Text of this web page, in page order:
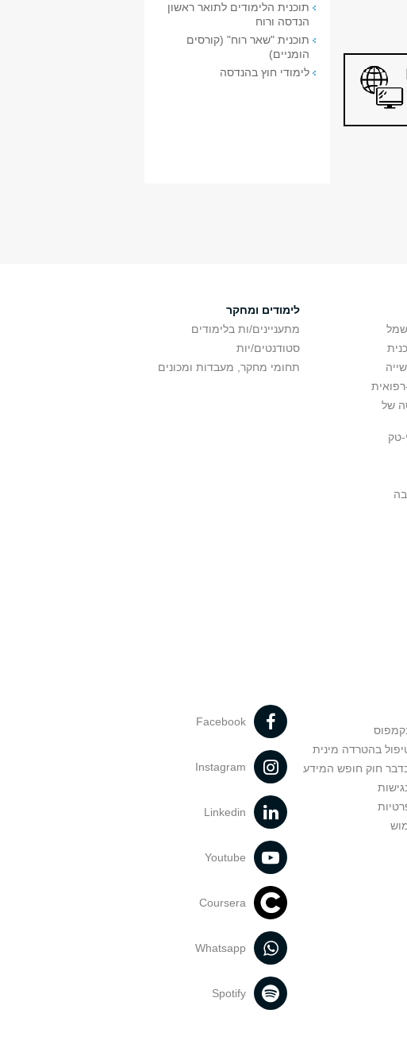
תוכנית הלימודים לתואר ראשון
הנדסה ורוח
תוכנית "שאר רוח" (קורסים
הומניים)
לימודי חוץ בהנדסה
של
טק
לימודים ומחקר
מתעניינים/ות בלימודים
סטודנטים/יות
תחומי מחקר, מעבדות ומכונים
בהטרדה מינית
חוק חופש המידע
Facebook
Instagram
Linkedin
Youtube
Coursera
Whatsapp
Spotify